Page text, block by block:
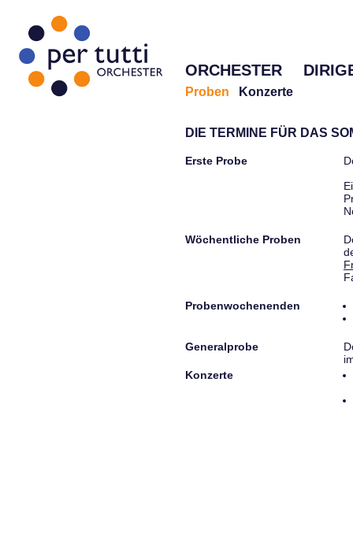
ORCHESTER
Proben Konzerte
DIE TERMINE FÜR DAS
Erste Probe
Wöchentliche Proben
Probenwochenenden
Generalprobe
Konzerte